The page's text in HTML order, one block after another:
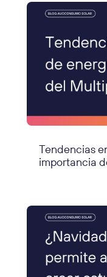
Tendencias
importancia